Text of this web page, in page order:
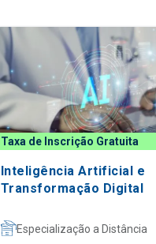
Taxa de Inscrição Gratuita
Inteligência Artificial e
Transformação Digital
Especialização a Distância